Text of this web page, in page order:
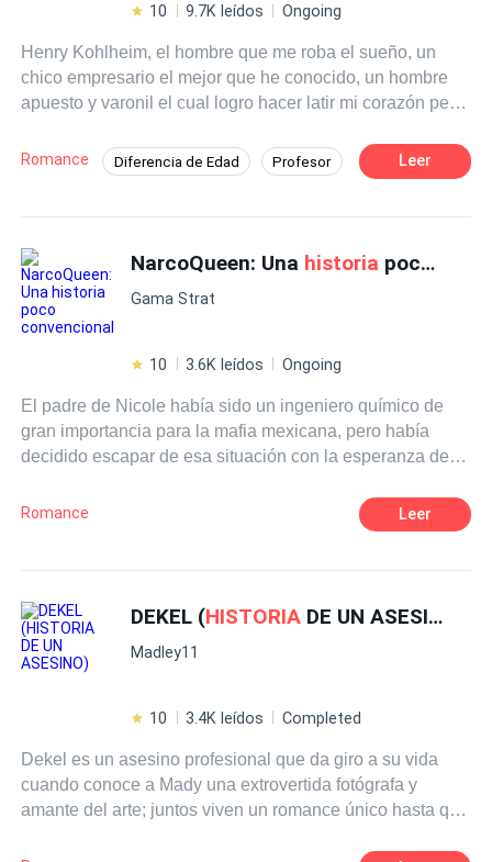
10 9.7K leídos Ongoing
Henry Kohlheim, el hombre que me roba el sueño, un
chico empresario el mejor que he conocido, un hombre
apuesto y varonil el cual logro hacer latir mi corazón pero
decisión, siempre había soñado con un amor inolvidable,
lo soñe tantas veces que se hizo realidad lo que nunca
amo?
Romance Diferencia de Edad Profesor
Rebelde Amor dulce Malentendido
Leer
NarcoQueen: Una historia poco convencional
Gama Strat
10 3.6K leídos Ongoing
El padre de Nicole había sido un ingeniero químico de
gran importancia para la mafia mexicana, pero había
decidido escapar de esa situación con la esperanza de
mundo criminal y el narcotráfico. Sin embargo, los capos
no perdonan las traiciones y, varios años después,
cuando viera por primera vez a la hija de su ex químico,
Nicole Morales, querría de inmediato hacerla suya, por lo
que decide convertirla en la nueva NarcoQueen,
anhela salir de esa vida, pero sabe que su futuro esposo
conozca por primera vez a un atractivo ingeniero
aeroespacial de la NASA siendo la esposa de tan
importante narcotraficante? ¿Será capaz Nicole de
Romance Leer
DEKEL (HISTORIA DE UN ASESINO)
Madley11
10 3.4K leídos Completed
Dekel es un asesino profesional que da giro a su vida
cuando conoce a Mady una extrovertida fotógrafa y
amante del arte; juntos viven un romance único hasta que